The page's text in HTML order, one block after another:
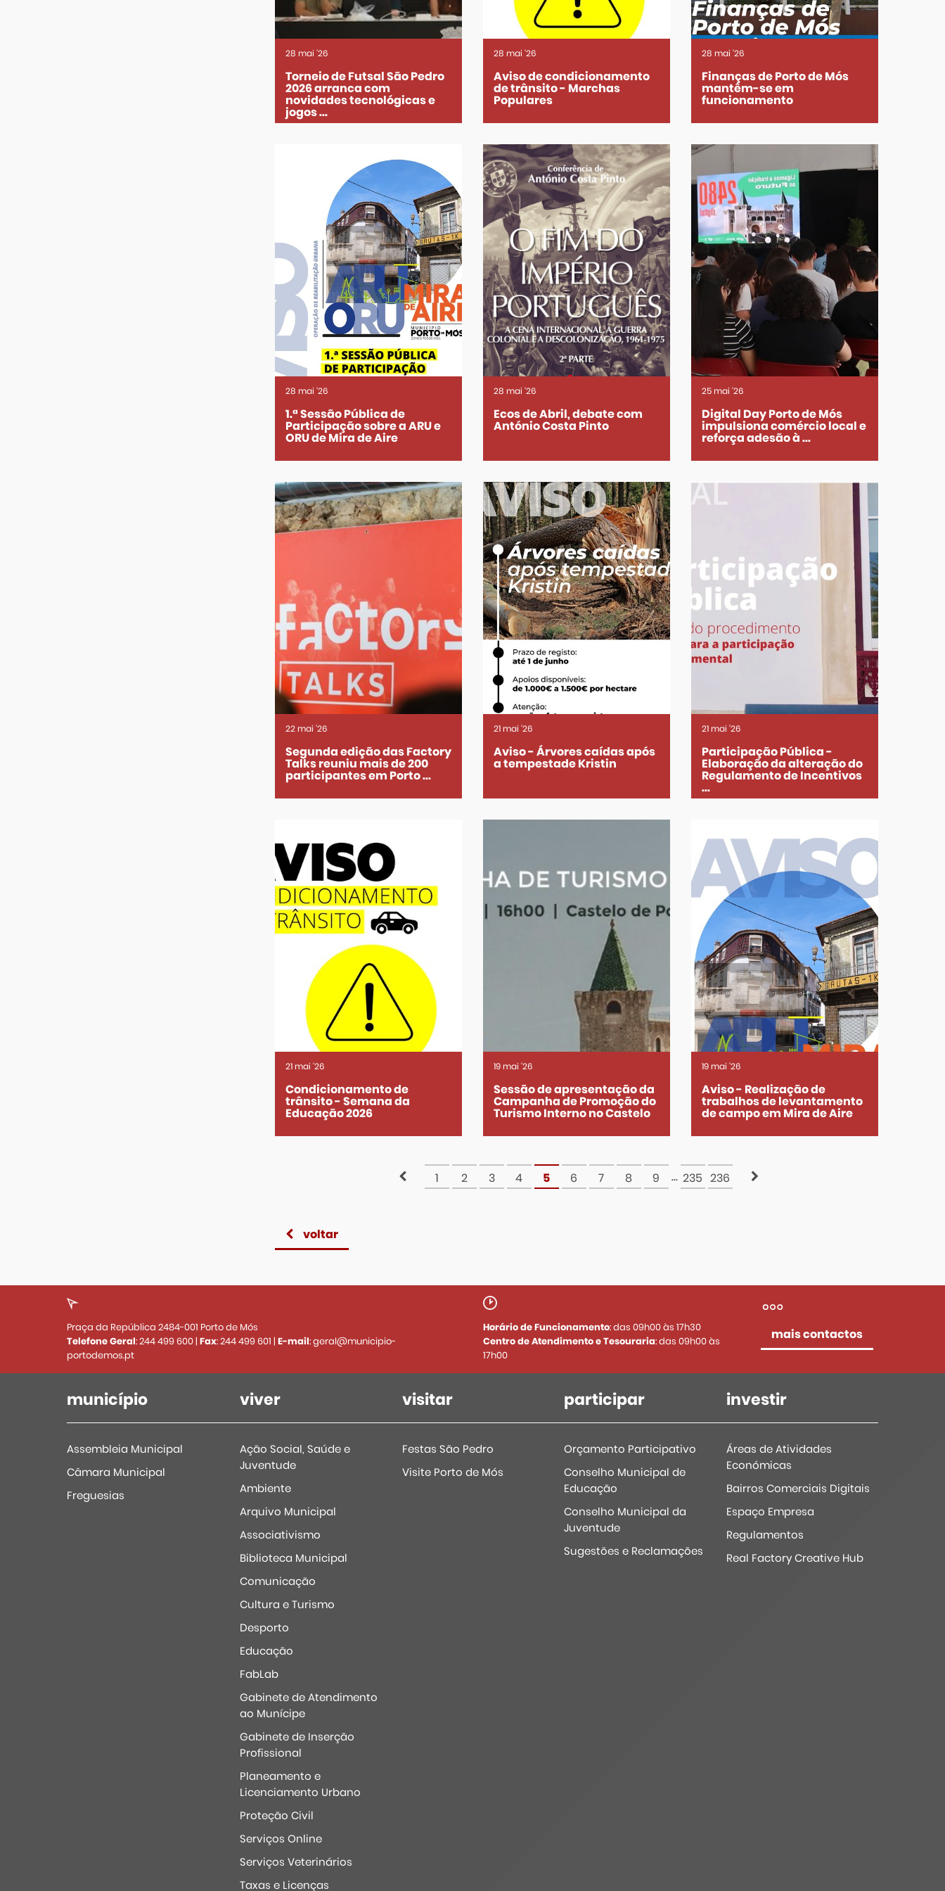
Torneio de Futsal São Pedro
2026 arranca com
novidades tecnológicas e
jogos ...
28 mai '26
Aviso de condicionamento
de trânsito - Marchas
Populares
28 mai '26
Finanças de Porto de Mós
mantêm-se em
funcionamento
28 mai '26
1.ª Sessão Pública de
Participação sobre a ARU e
ORU de Mira de Aire
28 mai '26
Ecos de Abril, debate com
António Costa Pinto
28 mai '26
Digital Day Porto de Mós
impulsiona comércio local e
reforça adesão à ...
25mai '26
Segunda edição das Factory
Talks reuniu mais de 200
participantes em Porto ...
22mai '26
Aviso - Árvores caídas após
a tempestade Kristin
21mai '26
Participação Pública -
Elaboração da alteração do
Regulamento de Incentivos
...
21mai '26
Condicionamento de
trânsito - Semana da
Educação 2026
21mai '26
Sessão de apresentação da
Campanha de Promoção do
Turismo Interno no Castelo
19mai '26
Aviso - Realização de
trabalhos de levantamento
de campo em Mira de Aire
19mai '26
1 2 3 4 5 6 7 8 9 ... 235 236
voltar
Praça da República 2484-001 Porto de Mós
Telefone Geral:244 499 600| Fax:244 499 601 | E-mail:geral@municipio-
portodemos.pt
Horário de Funcionamento: das 09h00 às 17h30
Centro de Atendimento e Tesouraria: das 09h00 às
17h00
mais contactos
município
Assembleia Municipal
Câmara Municipal
Freguesias
viver
Ação Social, Saúde e
Juventude
Ambiente
Arquivo Municipal
Associativismo
Biblioteca Municipal
Comunicação
Cultura e Turismo
Desporto
Educação
FabLab
Gabinete de Atendimento
ao Munícipe
Gabinete de Inserção
Profissional
Planeamento e
Licenciamento Urbano
Proteção Civil
Serviços Online
Serviços Veterinários
Taxas e Licenças
visitar
Festas São Pedro
Visite Porto de Mós
participar
Orçamento Participativo
Conselho Municipal de
Educação
Conselho Municipal da
Juventude
Sugestões e Reclamações
investir
Áreas de Atividades
Económicas
Bairros Comerciais Digitais
Espaço Empresa
Regulamentos
Real Factory Creative Hub